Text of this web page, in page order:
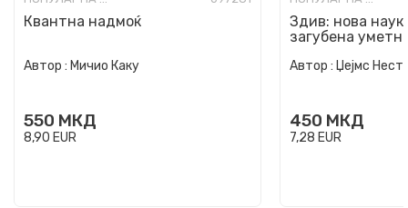
Квантна надмоќ
Автор : Мичио Каку
550 МКД
8,90 EUR
Здив: нова
загубена
Автор : Џејмс
450 МКД
7,28 EUR